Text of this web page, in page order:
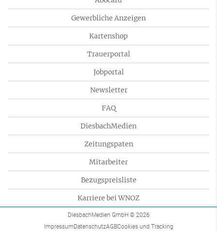
Gewerbliche Anzeigen
Kartenshop
Trauerportal
Jobportal
Newsletter
FAQ
DiesbachMedien
Zeitungspaten
Mitarbeiter
Bezugspreisliste
Karriere bei WNOZ
DiesbachMedien GmbH © 2026
ImpressumDatenschutzAGBCookies und Tracking